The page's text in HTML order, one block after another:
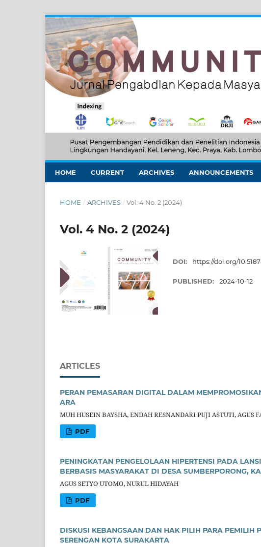
HOME CURRENT ARCHIVES ANNOUNCEMENTS
HOME / ARCHIVES / Vol. 4 No. 2 (2024)
Vol. 4 No. 2 (2024)
DOI: https://doi.org/
PUBLISHED: 2024-10-12
ARTICLES
PERAN PEMASARAN DIGITAL DALAM
ARA
MUH HUSEIN BAYSHA, ENDAH RESNANDARI PUJI ASTUTI, AGUS
PDF
PENINGKATAN PENGELOLAAN HIPERTENSI PADA
BERBASIS MASYARAKAT DI DESA SUMBERPORONG,
AGUS SETYO UTOMO, NURUL HIDAYAH
PDF
DISKUSI KEBANGSAAN DAN HAK PILIH PARA PEMILIH
SERENGAN KOTA SURAKARTA